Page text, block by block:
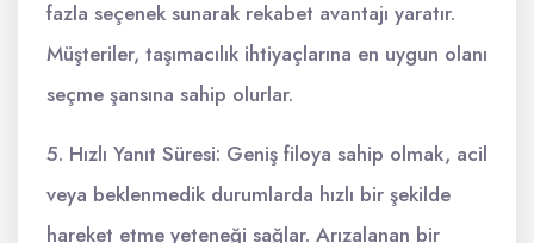
fazla seçenek sunarak rekabet avantajı yaratır.
Müşteriler, taşımacılık ihtiyaçlarına en uygun olanı
seçme şansına sahip olurlar.
5. Hızlı Yanıt Süresi: Geniş filoya sahip olmak, acil
veya beklenmedik durumlarda hızlı bir şekilde
hareket etme yeteneği sağlar. Arızalanan bir